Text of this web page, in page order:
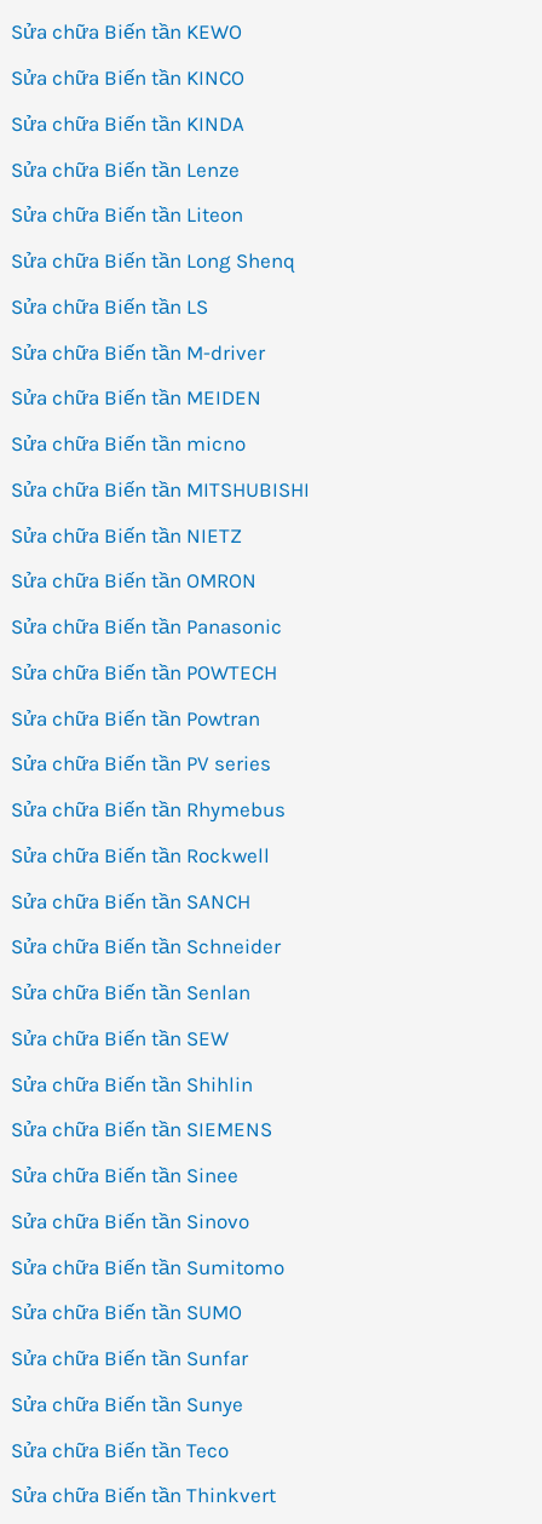
Sửa chữa Biến tần KEWO
Sửa chữa Biến tần KINCO
Sửa chữa Biến tần KINDA
Sửa chữa Biến tần Lenze
Sửa chữa Biến tần Liteon
Sửa chữa Biến tần Long Shenq
Sửa chữa Biến tần LS
Sửa chữa Biến tần M-driver
Sửa chữa Biến tần MEIDEN
Sửa chữa Biến tần micno
Sửa chữa Biến tần MITSHUBISHI
Sửa chữa Biến tần NIETZ
Sửa chữa Biến tần OMRON
Sửa chữa Biến tần Panasonic
Sửa chữa Biến tần POWTECH
Sửa chữa Biến tần Powtran
Sửa chữa Biến tần PV series
Sửa chữa Biến tần Rhymebus
Sửa chữa Biến tần Rockwell
Sửa chữa Biến tần SANCH
Sửa chữa Biến tần Schneider
Sửa chữa Biến tần Senlan
Sửa chữa Biến tần SEW
Sửa chữa Biến tần Shihlin
Sửa chữa Biến tần SIEMENS
Sửa chữa Biến tần Sinee
Sửa chữa Biến tần Sinovo
Sửa chữa Biến tần Sumitomo
Sửa chữa Biến tần SUMO
Sửa chữa Biến tần Sunfar
Sửa chữa Biến tần Sunye
Sửa chữa Biến tần Teco
Sửa chữa Biến tần Thinkvert